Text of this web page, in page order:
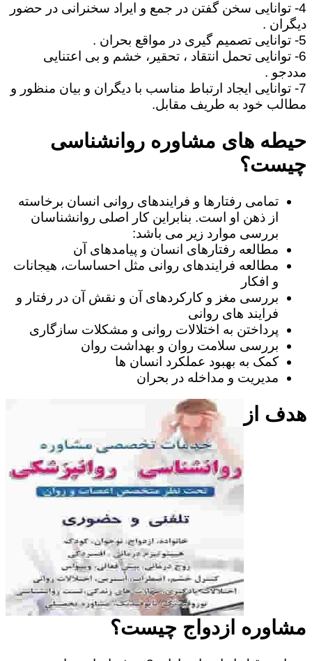
4- توانایی سخن گفتن در جمع و ایراد سخنرانی در حضور
دیگران .
5- توانایی تصمیم گیری در مواقع بحران .
6- توانایی تحمل انتقاد ، تحقیر، خشم و بی اعتنایی
مددجو .
7- توانایی ایجاد ارتباط مناسب با دیگران و بیان منظور و
مطالب خود به طریف مقابل.
حیطه های مشاوره روانشناسی
چیست؟
تمامی رفتارها و فرایندهای روانی انسان برخاسته
از ذهن او است. بنابراین کار اصلی روانشناسان
بررسی موارد زیر می باشد:
مطالعه رفتارهای انسان و پیامدهای آن
مطالعه فرایندهای روانی مثل احساسات، هیجانات
و افکار
بررسی مغز و کارکردهای آن و نقش آن در رفتار و
فرایند های روانی
پرداختن به اختلالات روانی و مشکلات سازگاری
بررسی سلامت روان و بهداشت روان
کمک به بهبود عملکرد انسان ها
مدیریت و مداخله در بحران
هدف از
مشاوره ازدواج چیست؟